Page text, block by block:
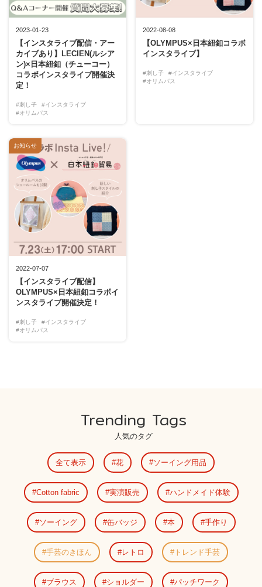
2023-01-23
【インスタライブ配信・アー
カイブあり】LECIEN(ルシア
ン)×日本紐釦（チューコー）
コラボインスタライブ開催決
定！
#刺し子
#インスタライブ
#オリムパス
2022-08-08
【OLYMPUS×日本紐釦コラボ
インスタライブ】
#刺し子
#インスタライブ
#オリムパス
2022-07-07
【インスタライブ配信】
OLYMPUS×日本紐釦コラボイ
ンスタライブ開催決定！
#刺し子
#インスタライブ
#オリムパス
お知らせ
Trending Tags
人気のタグ
全て表示 花 ソーイング用品
Cotton fabric 実演販売 ハンドメイド体験
ソーイング 缶バッジ 本 手作り
手芸のきほん レトロ トレンド手芸
ブラウス ショルダー パッチワーク